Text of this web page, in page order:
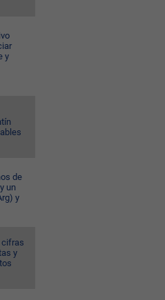
y
de
un
y
cifras
y